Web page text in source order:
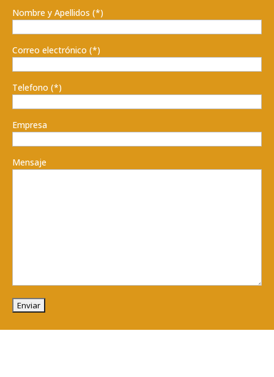
Nombre y Apellidos (*)
Correo electrónico (*)
Telefono (*)
Empresa
Mensaje